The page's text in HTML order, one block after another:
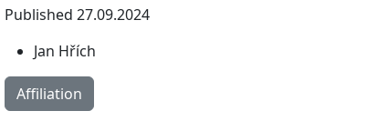
Published 27.09.2024
Jan Hřích
Affiliation